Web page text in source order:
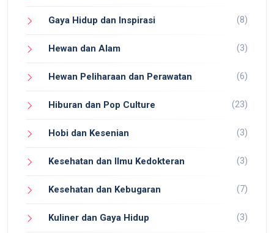
Gaya Hidup dan Inspirasi (8)
Hewan dan Alam (3)
Hewan Peliharaan dan Perawatan (6)
Hiburan dan Pop Culture (23)
Hobi dan Kesenian (3)
Kesehatan dan Ilmu Kedokteran (3)
Kesehatan dan Kebugaran (7)
Kuliner dan Gaya Hidup (3)